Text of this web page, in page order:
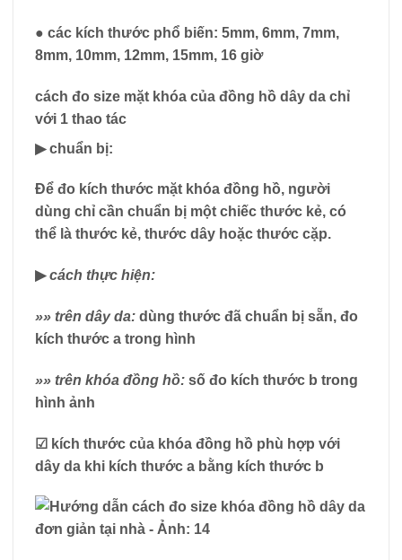
● các kích thước phổ biến: 5mm, 6mm, 7mm,
8mm, 10mm, 12mm, 15mm, 16 giờ
cách đo size mặt khóa của đồng hồ dây da chỉ
với 1 thao tác
▶chuẩn bị:
Để đo kích thước mặt khóa đồng hồ, người
dùng chỉ cần chuẩn bị một chiếc thước kẻ, có
thể là thước kẻ, thước dây hoặc thước cặp.
▶cách thực hiện:
»» trên dây da: dùng thước đã chuẩn bị sẵn, đo
kích thước a trong hình
»» trên khóa đồng hồ: số đo kích thước b trong
hình ảnh
☑ kích thước của khóa đồng hồ phù hợp với
dây da khi kích thước a bằng kích thước b